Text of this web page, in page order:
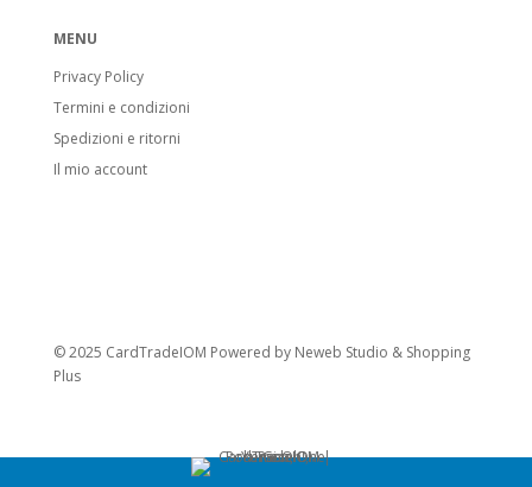
MENU
Privacy Policy
Termini e condizioni
Spedizioni e ritorni
Il mio account
© 2025 CardTradeIOM Powered by Neweb Studio & Shopping
Plus